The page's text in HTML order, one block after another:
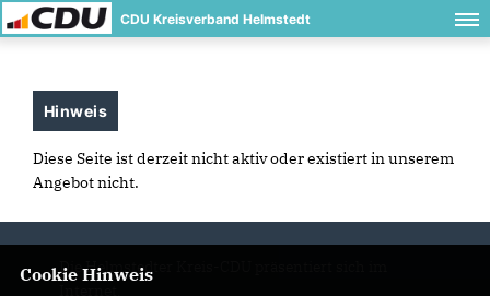
CDU Kreisverband Helmstedt
Hinweis
Diese Seite ist derzeit nicht aktiv oder existiert in unserem
Angebot nicht.
Die Helmstedter Kreis-CDU präsentiert sich im
Cookie Hinweis